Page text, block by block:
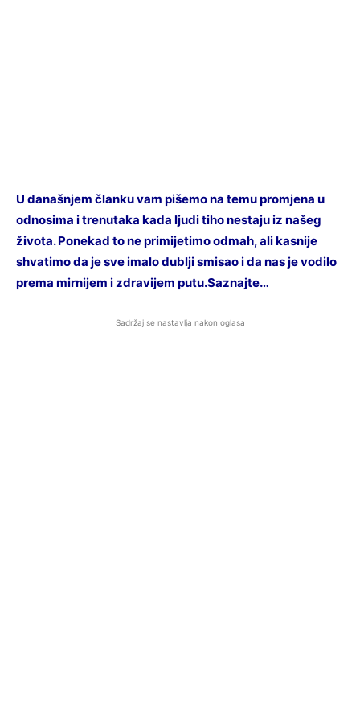
U današnjem članku vam pišemo na temu promjena u
odnosima i trenutaka kada ljudi tiho nestaju iz našeg
života. Ponekad to ne primijetimo odmah, ali kasnije
shvatimo da je sve imalo dublji smisao i da nas je vodilo
prema mirnijem i zdravijem putu.Saznajte…
Sadržaj se nastavlja nakon oglasa